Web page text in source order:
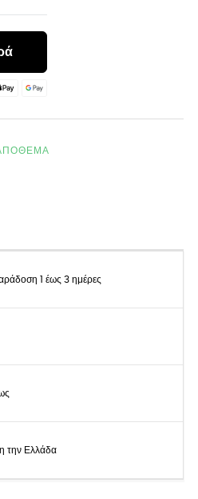
1 έως 3 ημέρες
την Ελλάδα